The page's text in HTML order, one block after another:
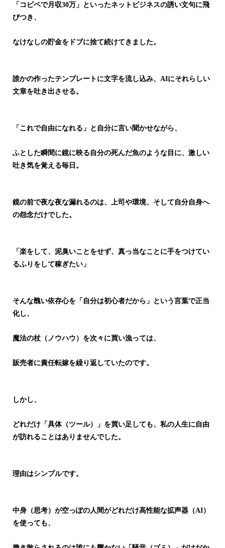
「コピペで月収30万」といったネットビジネスの誘い文句に飛
びつき、
なけなしの貯金をドブに捨て続けてきました。
誰かの作ったテンプレートに文字を流し込み、AIにそれらしい
文章を吐き出させる。
「これで自由になれる」と自分に言い聞かせながら、
ふとした瞬間に鏡に映る自分の死んだ魚のような目に、激しい
吐き気を覚える毎日。
鏡の前で夜な夜な漏れるのは、上司や環境、そして自分自身へ
の怨念だけでした。
「楽をして、泥臭いことをせず、真っ当なことに手をつけてい
るふりをして稼ぎたい」
そんな醜い依存心を「自分は初心者だから」という言葉で正当
化し、
魔法の杖（ノウハウ）を次々に買い漁っては、
販売者に責任転嫁を繰り返していたのです。
しかし、
どれだけ「具体（ツール）」を買い足しても、 私の人生に自由
が訪れることはありませんでした。
理由はシンプルです。
中身（思考）が空っぽの人間がどれだけ高性能な拡声器（AI）
を使っても、